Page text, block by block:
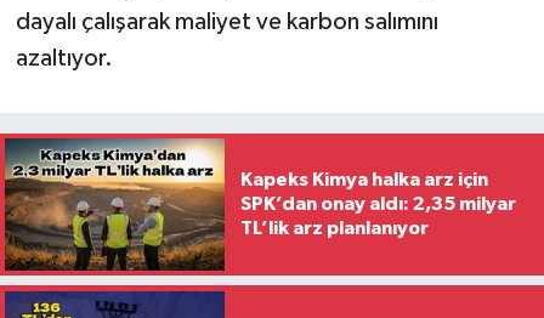
dayalı çalışarak maliyet ve karbon salımını
azaltıyor.
Kapeks Kimya halka arz için
SPK’dan onay aldı: 2,35 milyar
TL’lik arz planlanıyor